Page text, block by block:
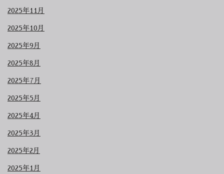
2025年11月
2025年10月
2025年9月
2025年8月
2025年7月
2025年5月
2025年4月
2025年3月
2025年2月
2025年1月